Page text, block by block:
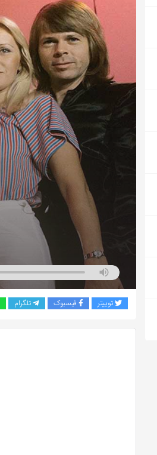
توییتر فیسبوک تلگرام